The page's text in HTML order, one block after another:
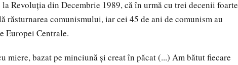
Revoluţia din Decembrie 1989, că în urmă cu trei decenii foarte
răsturnarea comunismului, iar cei 45 de ani de comunism au
Europei Centrale.
miere, bazat pe minciună şi creat în păcat (...) Am bătut fiecare